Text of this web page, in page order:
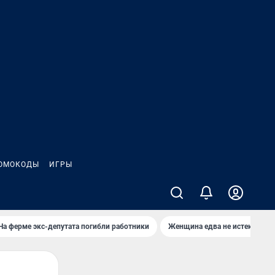
ИГРЫ
ферме экс-депутата погибли работники Женщина едва не истекла